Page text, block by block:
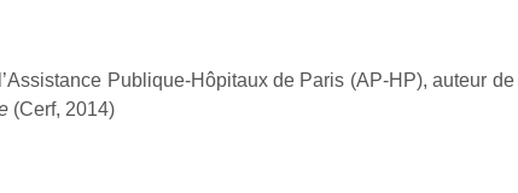
Publique-Hôpitaux de Paris (AP-HP), auteur de
(Cerf, 2014)